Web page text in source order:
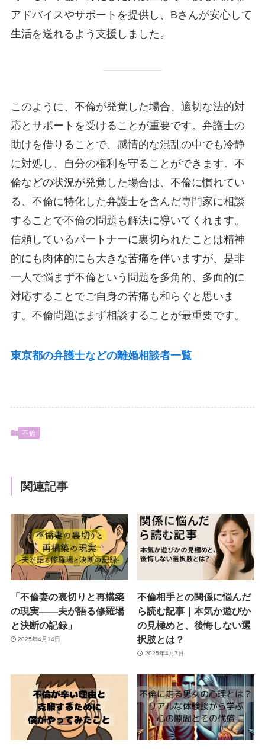
アドバイスやサポートを提供し、Bさんが安心して
生活を送れるよう支援しました。
このように、不倫が発覚した場合、適切な法的対
応とサポートを受けることが重要です。弁護士の
助けを借りることで、感情的な混乱の中でも冷静
に対処し、自分の権利を守ることができます。不
倫などの状況が発覚した場合は、不倫に慣れてい
る、不倫に特化した弁護士を含んだ専門家に相談
することで不倫の問題も解決に導いてくれます。
信頼しているパートナーに裏切られたことは精神
的にも肉体的にも大きな苦痛を伴いますが、是非
一人で悩まず不倫という問題を多角的、多面的に
対応することでご自身の苦痛も和らぐと思いま
す。不倫問題はまず相談することが最重要です。
東京都の弁護士などの離婚相談者一覧
不倫
関連記事
「不倫妻の裏切りと再構築
の現実――夫が語る修羅場
と決断の記録」
2025年4月14日
不倫相手との関係に悩んだ
ら読む記事｜本気か遊びか
の見極めと、後悔しない選
択肢とは？
2025年4月7日